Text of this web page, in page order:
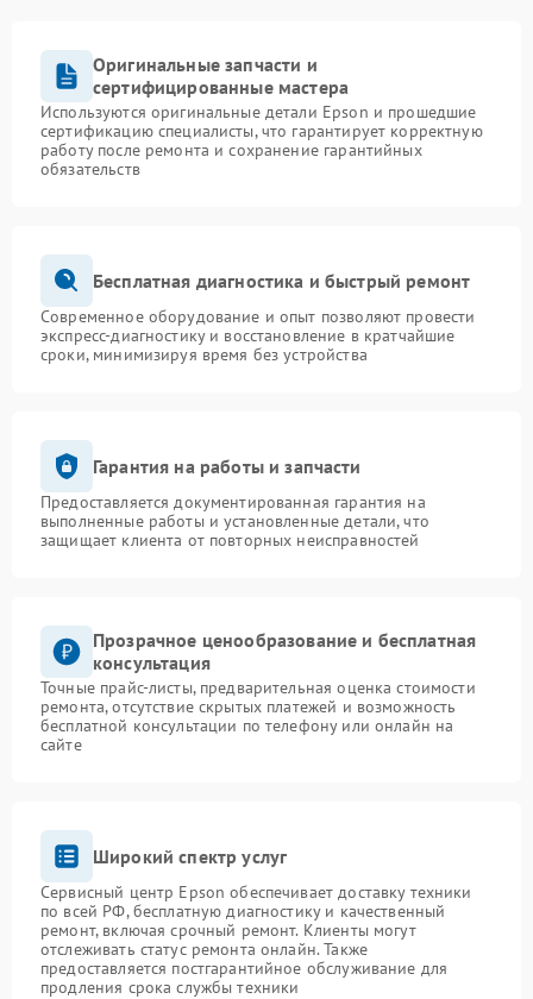
Оригинальные запчасти и
сертифицированные мастера
Используются оригинальные детали Epson и прошедшие
сертификацию специалисты, что гарантирует корректную
работу после ремонта и сохранение гарантийных
обязательств
Бесплатная диагностика и быстрый ремонт
Современное оборудование и опыт позволяют провести
экспресс-диагностику и восстановление в кратчайшие
сроки, минимизируя время без устройства
Гарантия на работы и запчасти
Предоставляется документированная гарантия на
выполненные работы и установленные детали, что
защищает клиента от повторных неисправностей
Прозрачное ценообразование и бесплатная
консультация
Точные прайс-листы, предварительная оценка стоимости
ремонта, отсутствие скрытых платежей и возможность
бесплатной консультации по телефону или онлайн на
сайте
Широкий спектр услуг
Сервисный центр Epson обеспечивает доставку техники
по всей РФ, бесплатную диагностику и качественный
ремонт, включая срочный ремонт. Клиенты могут
отслеживать статус ремонта онлайн. Также
предоставляется постгарантийное обслуживание для
продления срока службы техники